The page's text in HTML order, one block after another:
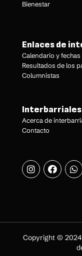
Bienestar
Enlaces de
Calendario y fechas
Resultados de los
Columnistas
Interbarriales
Acerca de
Contacto
Copyright ©